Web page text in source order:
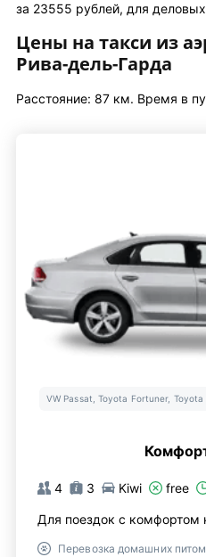
за 23555 рублей, для
Цены на такси из
Рива-дель-Гарда
Расстояние: 87 км. Время в
VW Passat, Toyota Fortuner,
4 3 Kiwi free
Для поездок с комфортом
Перевозка домашних